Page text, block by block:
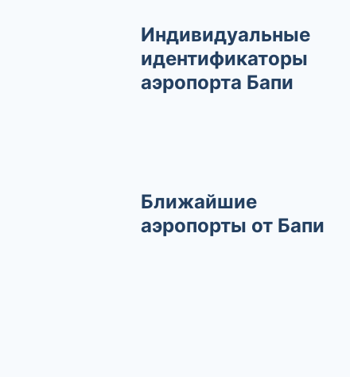
Индивидуальные
идентификаторы
аэропорта Бапи
Ближайшие
аэропорты от Бапи